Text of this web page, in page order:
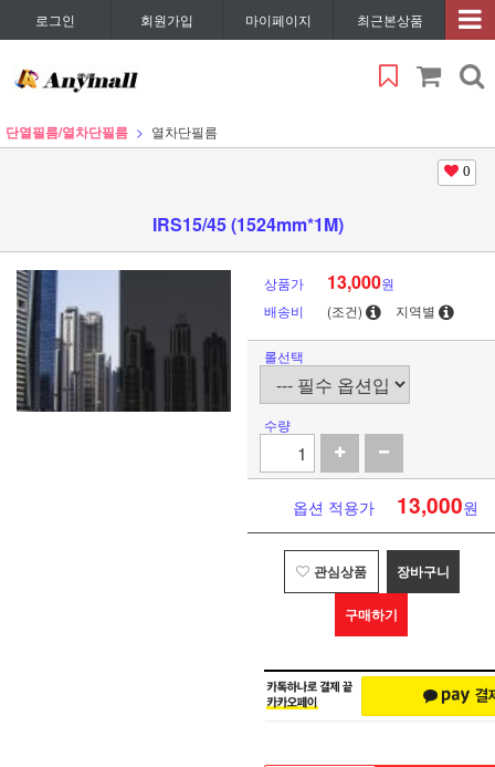
로그인 회원가입 마이페이지 최근본상품
단열필름/열차단필름 열차단필름
0
IRS15/45 (1524mm*1M)
상품가 13,000원
배송비
(조건) 지역별
롤선택
수량
옵션 적용가 13,000원
관심상품 장바구니
구매하기